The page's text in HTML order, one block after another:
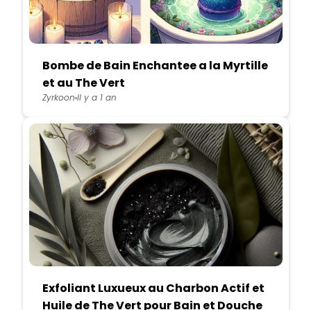
Bombe de Bain Enchantee a la Myrtille
et au The Vert
Zyrkoon Il y a 1 an
Exfoliant Luxueux au Charbon Actif et
Huile de The Vert pour Bain et Douche